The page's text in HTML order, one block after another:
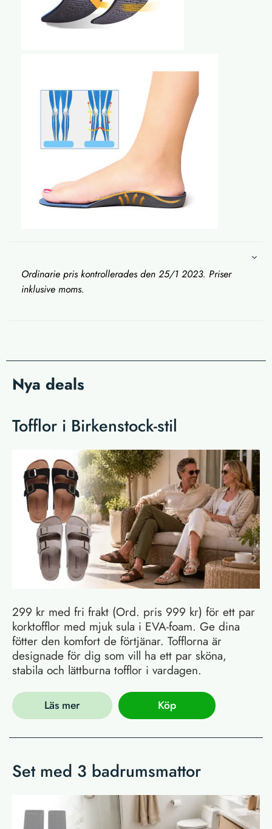
Ordinarie pris kontrollerades den 25/1 2023. Priser
inklusive moms.
Nya deals
Tofflor i Birkenstock-stil
299 kr med fri frakt (Ord. pris 999 kr) för ett par
korktofflor med mjuk sula i EVA-foam. Ge dina
fötter den komfort de förtjänar. Tofflorna är
designade för dig som vill ha ett par sköna,
stabila och lättburna tofflor i vardagen.
Läs mer Köp
Set med 3 badrumsmattor